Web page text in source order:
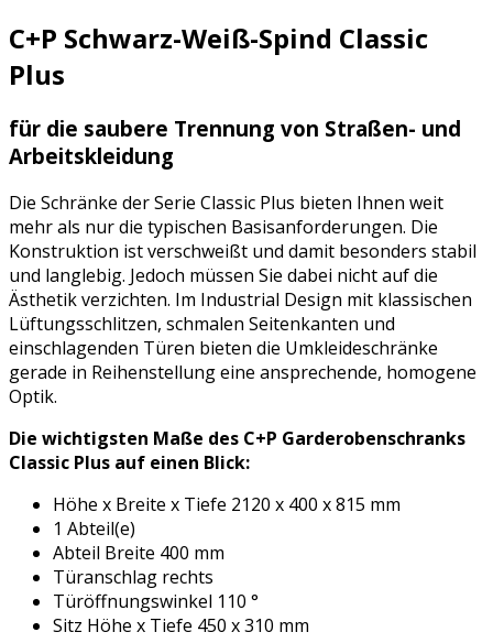
C+P Schwarz-Weiß-Spind Classic
Plus
für die saubere Trennung von Straßen- und
Arbeitskleidung
Die Schränke der Serie Classic Plus bieten Ihnen weit
mehr als nur die typischen Basisanforderungen. Die
Konstruktion ist verschweißt und damit besonders stabil
und langlebig. Jedoch müssen Sie dabei nicht auf die
Ästhetik verzichten. Im Industrial Design mit klassischen
Lüftungsschlitzen, schmalen Seitenkanten und
einschlagenden Türen bieten die Umkleideschränke
gerade in Reihenstellung eine ansprechende, homogene
Optik.
Die wichtigsten Maße des C+P Garderobenschranks
Classic Plus auf einen Blick:
Höhe x Breite x Tiefe 2120 x 400 x 815 mm
1 Abteil(e)
Abteil Breite 400 mm
Türanschlag rechts
Türöffnungswinkel 110 °
Sitz Höhe x Tiefe 450 x 310 mm